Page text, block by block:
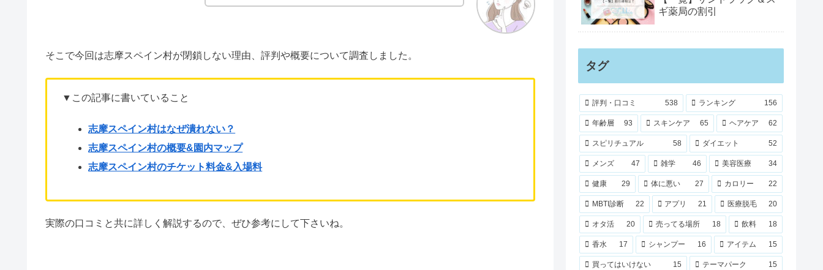
そこで今回は志摩スペイン村が閉鎖しない理由、評判や概要について調査しました。
▼この記事に書いていること
志摩スペイン村はなぜ潰れない？
志摩スペイン村の概要&園内マップ
志摩スペイン村のチケット料金&入場料
実際の口コミと共に詳しく解説するので、ぜひ参考にして下さいね。
ギ薬局の割引
タグ
評判・口コミ 538 ランキング 156
年齢層 93 スキンケア 65 ヘアケア 62
スピリチュアル 58 ダイエット 52
メンズ 47 雑学 46 美容医療 34
健康 29 体に悪い 27 カロリー 22
MBTI診断 22 アプリ 21 医療脱毛 20
オタ活 20 売ってる場所 18 飲料 18
香水 17 シャンプー 16 アイテム 15
買ってはいけない 15 テーマパーク 15